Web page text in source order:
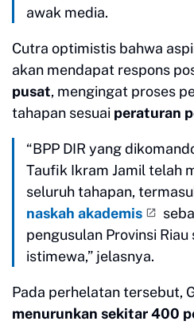
awak media.
Cutra optimistis bahwa
akan mendapat respons
pusat, mengingat proses
tahapan sesuai peraturan
“BPP DIR yang
Taufik Ikram Jamil telah
seluruh tahapan,
naskah akademis
pengusulan Provinsi
istimewa,” jelasnya.
Pada perhelatan tersebut,
menurunkan sekitar 400